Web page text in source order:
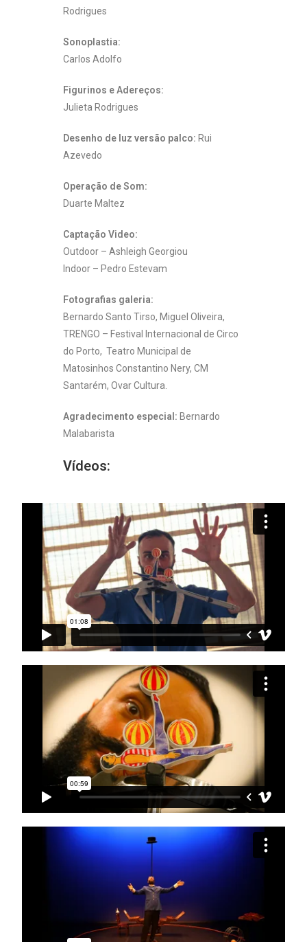
Rodrigues
Sonoplastia:
Carlos Adolfo
Figurinos e Adereços:
Julieta Rodrigues
Desenho de luz versão palco: Rui
Azevedo
Operação de Som:
Duarte Maltez
Captação Video:
Outdoor – Ashleigh Georgiou
Indoor – Pedro Estevam
Fotografias galeria:
Bernardo Santo Tirso, Miguel Oliveira,
TRENGO – Festival Internacional de Circo
do Porto, Teatro Municipal de
Matosinhos Constantino Nery, CM
Santarém, Ovar Cultura.
Agradecimento especial: Bernardo
Malabarista
Vídeos: